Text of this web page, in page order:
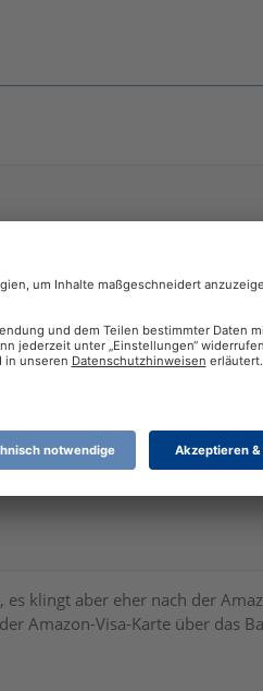
klingt aber eher nach der
Amazon-Visa-Karte über das